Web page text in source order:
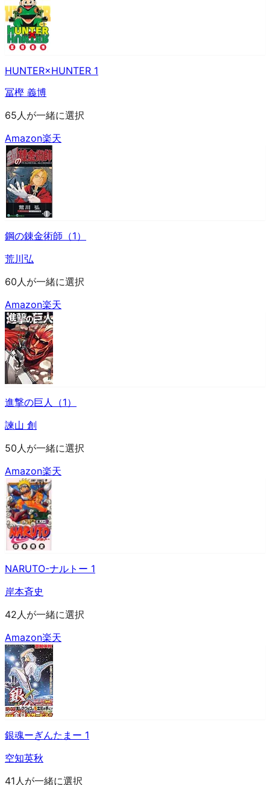
HUNTER×HUNTER 1
冨樫 義博
65人が一緒に選択
Amazon楽天
鋼の錬金術師（1）
荒川弘
60人が一緒に選択
Amazon楽天
進撃の巨人（1）
諫山 創
50人が一緒に選択
Amazon楽天
NARUTO-ナルトー 1
岸本斉史
42人が一緒に選択
Amazon楽天
銀魂ーぎんたまー 1
空知英秋
41人が一緒に選択